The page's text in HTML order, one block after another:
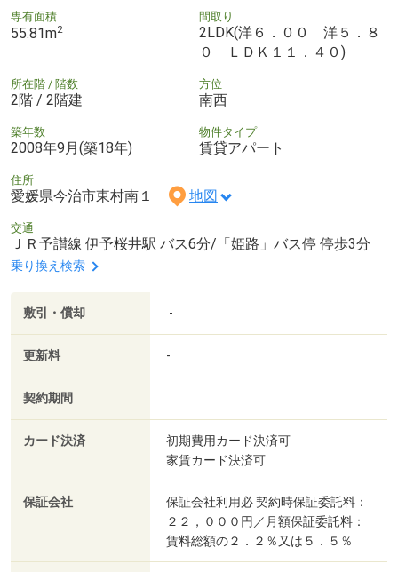
専有面積
55.81m2
間取り
2LDK(洋６．００ 洋５．８
０ ＬＤＫ１１．４０)
所在階 / 階数
2階 / 2階建
方位
南西
築年数
2008年9月(築18年)
物件タイプ
賃貸アパート
住所
愛媛県今治市東村南１ 地図
交通
ＪＲ予讃線 伊予桜井駅 バス6分/「姫路」バス停 停歩3分
乗り換え検索
敷引・償却 -
更新料 -
契約期間
カード決済
初期費用カード決済可
家賃カード決済可
保証会社
保証会社利用必 契約時保証委託料：
２２，０００円／月額保証委託料：
賃料総額の２．２％又は５．５％